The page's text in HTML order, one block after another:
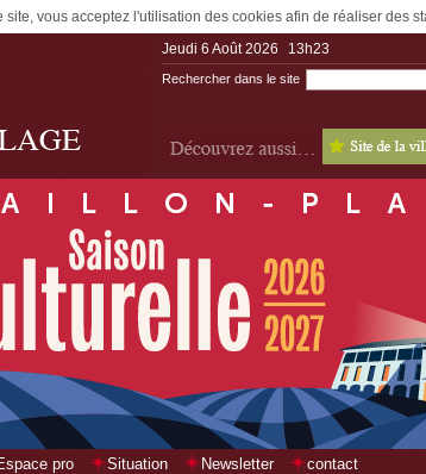
vous acceptez l'utilisation des cookies afin de réaliser des
Jeudi 6 Août 2026
13h23
Rechercher dans le site
pro Situation Newsletter contact